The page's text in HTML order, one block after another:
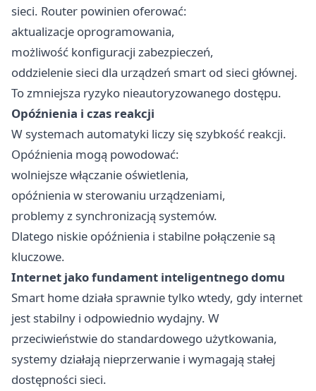
sieci. Router powinien oferować:
aktualizacje oprogramowania,
możliwość konfiguracji zabezpieczeń,
oddzielenie sieci dla urządzeń smart od sieci głównej.
To zmniejsza ryzyko nieautoryzowanego dostępu.
Opóźnienia i czas reakcji
W systemach automatyki liczy się szybkość reakcji.
Opóźnienia mogą powodować:
wolniejsze włączanie oświetlenia,
opóźnienia w sterowaniu urządzeniami,
problemy z synchronizacją systemów.
Dlatego niskie opóźnienia i stabilne połączenie są
kluczowe.
Internet jako fundament inteligentnego domu
Smart home działa sprawnie tylko wtedy, gdy internet
jest stabilny i odpowiednio wydajny. W
przeciwieństwie do standardowego użytkowania,
systemy działają nieprzerwanie i wymagają stałej
dostępności sieci.